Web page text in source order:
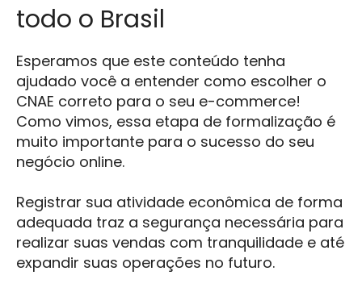
todo o Brasil
Esperamos que este conteúdo tenha
ajudado você a entender como escolher o
CNAE correto para o seu e-commerce!
Como vimos, essa etapa de formalização é
muito importante para o sucesso do seu
negócio online.
Registrar sua atividade econômica de forma
adequada traz a segurança necessária para
realizar suas vendas com tranquilidade e até
expandir suas operações no futuro.